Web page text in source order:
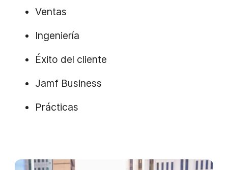
Ventas
Ingeniería
Éxito del cliente
Jamf Business
Prácticas